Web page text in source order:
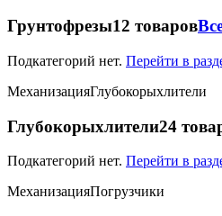
Грунтофрезы12 товаров
Подкатегорий нет. Перейти в
МеханизацияГлубокорыхлители
Глубокорыхлители24
Подкатегорий нет. Перейти в
МеханизацияПогрузчики